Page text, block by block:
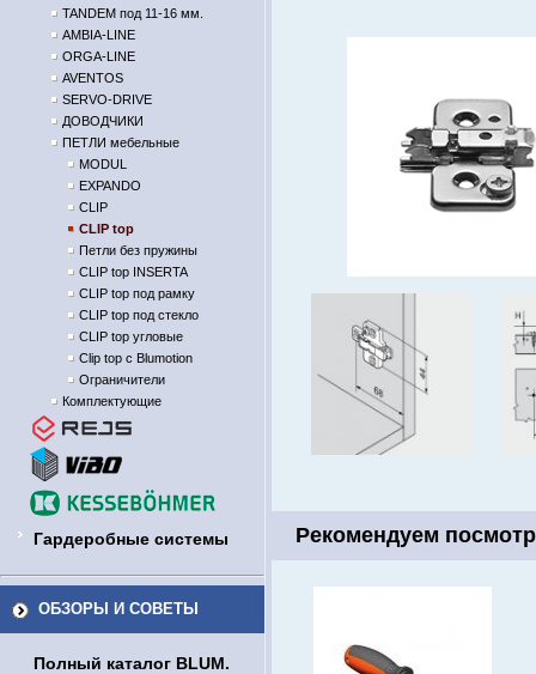
TANDEM под 11-16 мм.
AMBIA-LINE
ORGA-LINE
AVENTOS
SERVO-DRIVE
ДОВОДЧИКИ
ПЕТЛИ мебельные
MODUL
EXPANDO
CLIP
CLIP top
Петли без пружины
CLIP top INSERTA
CLIP top под рамку
CLIP top под стекло
CLIP top угловые
Clip top с Blumotion
Ограничители
Комплектующие
Гардеробные системы
ОБЗОРЫ И СОВЕТЫ
Полный каталог BLUM.
Рекомендуем